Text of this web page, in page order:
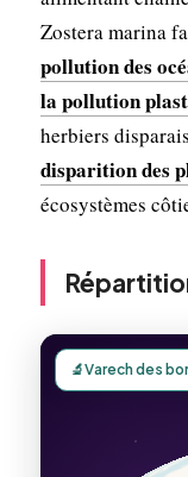
Zostera marina
pollution des
la pollution
herbiers
disparition des
écosystèmes